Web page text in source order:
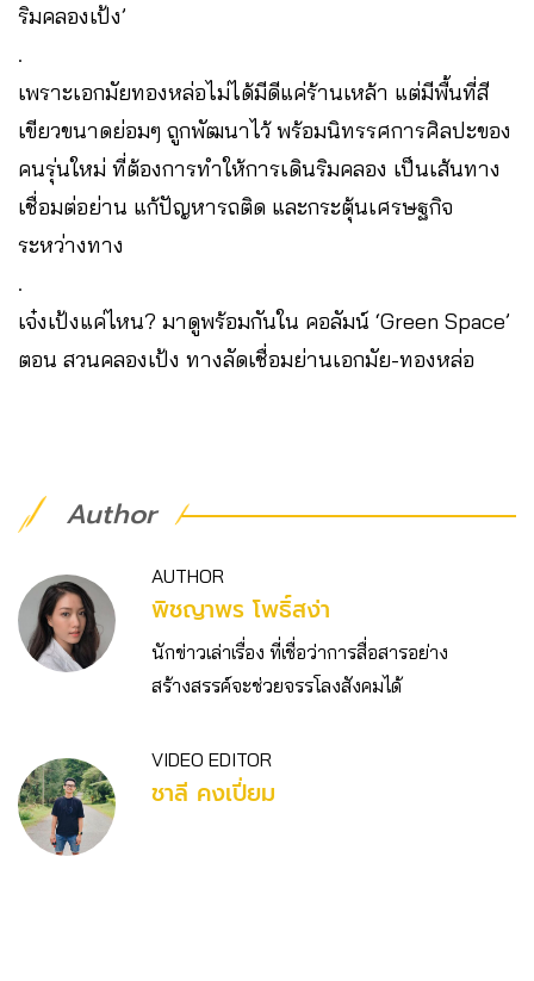
ริมคลองเป้ง’
.
เพราะเอกมัยทองหล่อไม่ได้มีดีแค่ร้านเหล้า แต่มีพื้นที่สี
เขียวขนาดย่อมๆ ถูกพัฒนาไว้ พร้อมนิทรรศการศิลปะของ
คนรุ่นใหม่ ที่ต้องการทำให้การเดินริมคลอง เป็นเส้นทาง
เชื่อมต่อย่าน แก้ปัญหารถติด และกระตุ้นเศรษฐกิจ
ระหว่างทาง
.
เจ๋งเป้งแค่ไหน? มาดูพร้อมกันใน คอลัมน์ ‘Green Space’
ตอน สวนคลองเป้ง ทางลัดเชื่อมย่านเอกมัย-ทองหล่อ
Author
AUTHOR
พิชญาพร โพธิ์สง่า
นักข่าวเล่าเรื่อง ที่เชื่อว่าการสื่อสารอย่าง
สร้างสรรค์จะช่วยจรรโลงสังคมได้
VIDEO EDITOR
ชาลี คงเปี่ยม